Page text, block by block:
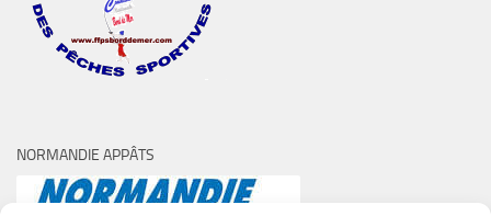
NORMANDIE APPÂTS